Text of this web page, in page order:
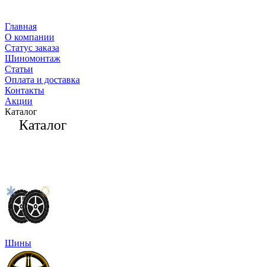
Главная
О компании
Статус заказа
Шиномонтаж
Статьи
Оплата и доставка
Контакты
Акции
Каталог
Каталог
Шины